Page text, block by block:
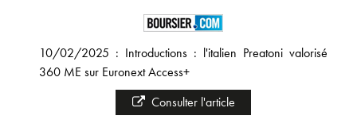
10/02/2025 : Introductions : l'italien Preatoni valorisé
360 ME sur Euronext Access+
Consulter l'article